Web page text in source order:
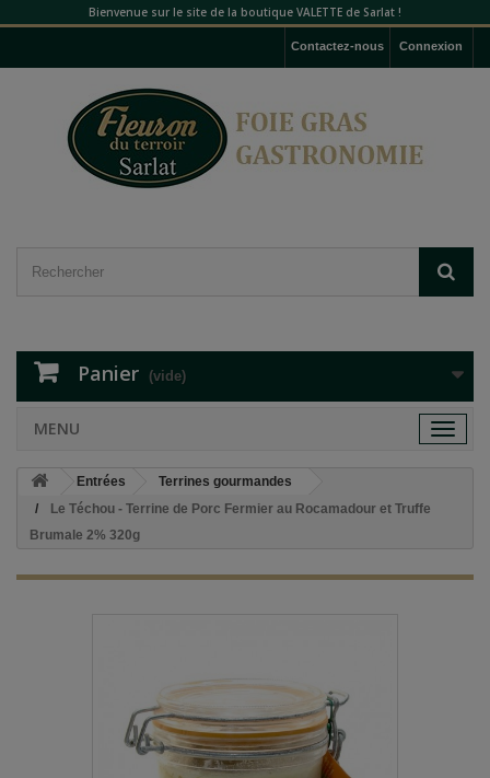
Bienvenue sur le site de la boutique VALETTE de Sarlat !
Connexion
Contactez-nous
Panier (vide)
Toggle
MENU
Entrées
Terrines gourmandes
Le Téchou - Terrine de Porc Fermier au Rocamadour et Truffe
Brumale 2% 320g